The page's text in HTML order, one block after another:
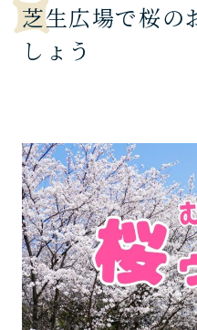
芝生広場で桜の
しょう